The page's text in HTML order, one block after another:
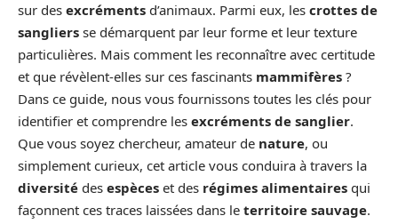
sur des excréments d’animaux. Parmi eux, les crottes de
sangliers se démarquent par leur forme et leur texture
particulières. Mais comment les reconnaître avec certitude
et que révèlent-elles sur ces fascinants mammifères ?
Dans ce guide, nous vous fournissons toutes les clés pour
identifier et comprendre les excréments de sanglier.
Que vous soyez chercheur, amateur de nature, ou
simplement curieux, cet article vous conduira à travers la
diversité des espèces et des régimes alimentaires qui
façonnent ces traces laissées dans le territoire sauvage.